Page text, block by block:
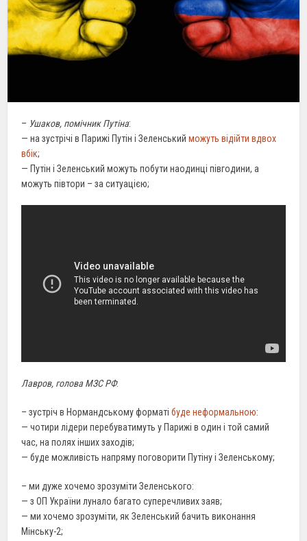
– Ушаков, помічник Путіна:
— на зустрічі в Парижі Путін і Зеленськийможуть відійти вдвох
вбік;
— Путін і Зеленський можуть побути наодинці півгодини, а
можуть півтори – за ситуацією;
Лавров, голова МЗС РФ:
– зустріч в Нормандському форматібуде неформальною:
— чотири лідери перебуватимуть у Парижі в один і той самий
час, на полях інших заходів;
— буде можливість напряму поговорити Путіну і Зеленському;
– ми дуже хочемо зрозуміти Зеленського:
— з ОП України лунало багато суперечливих заяв;
— ми хочемо зрозуміти, як Зеленський бачить виконання
Мінську-2;